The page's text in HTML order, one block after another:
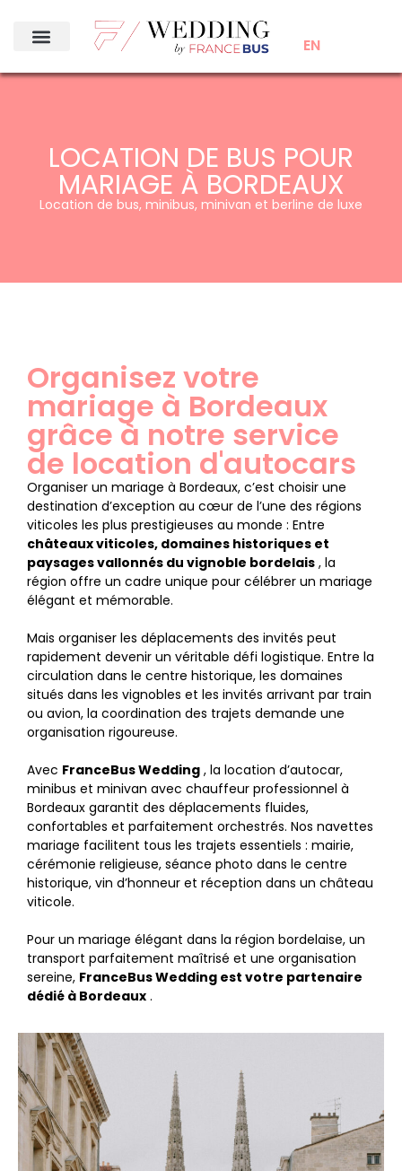
EN
LOCATION DE BUS POUR
MARIAGE À BORDEAUX
Location de bus, minibus, minivan et berline de luxe
Organisez votre
mariage à Bordeaux
grâce à notre service
de location d'autocars
Organiser un mariage à Bordeaux, c’est choisir une
destination d’exception au cœur de l’une des régions
viticoles les plus prestigieuses au monde : Entre
châteaux viticoles, domaines historiques et
paysages vallonnés du vignoble bordelais , la
région offre un cadre unique pour célébrer un mariage
élégant et mémorable.
Mais organiser les déplacements des invités peut
rapidement devenir un véritable défi logistique. Entre la
circulation dans le centre historique, les domaines
situés dans les vignobles et les invités arrivant par train
ou avion, la coordination des trajets demande une
organisation rigoureuse.
Avec FranceBus Wedding , la location d’autocar,
minibus et minivan avec chauffeur professionnel à
Bordeaux garantit des déplacements fluides,
confortables et parfaitement orchestrés. Nos navettes
mariage facilitent tous les trajets essentiels : mairie,
cérémonie religieuse, séance photo dans le centre
historique, vin d’honneur et réception dans un château
viticole.
Pour un mariage élégant dans la région bordelaise, un
transport parfaitement maîtrisé et une organisation
sereine, FranceBus Wedding est votre partenaire
dédié à Bordeaux .